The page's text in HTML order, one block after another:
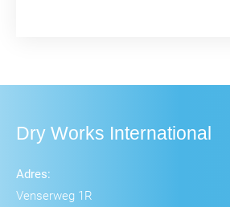
Dry Works International
Adres:
Venserweg 1R